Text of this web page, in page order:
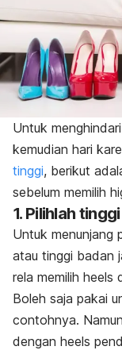
Untuk
kemudian hari
tinggi, berikut
sebelum memilih
1. Pilihlah tinggi
Untuk menunjang
atau tinggi badan
rela memilih heels
Boleh saja pakai
contohnya.
dengan heels